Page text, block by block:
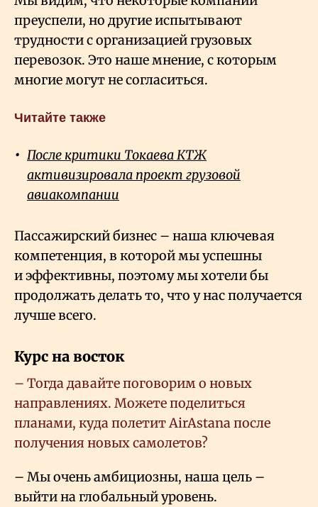
преуспели, но другие испытывают
трудности с организацией грузовых
перевозок. Это наше мнение, с которым
многие могут не согласиться.
Читайте также
После критики Токаева КТЖ
активизировала проект грузовой
авиакомпании
Пассажирский бизнес – наша ключевая
компетенция, в которой мы успешны
и эффективны, поэтому мы хотели бы
продолжать делать то, что у нас получается
лучше всего.
Курс на восток
– Тогда давайте поговорим о новых
направлениях. Можете поделиться
планами, куда полетитAirAstanaпосле
получения новых самолетов?
– Мы очень амбициозны, наша цель –
выйти на глобальный уровень.